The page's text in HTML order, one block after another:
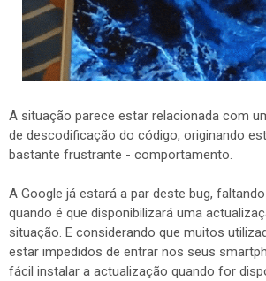
A situação parece estar relacionada com
de descodificação do código, originando
bastante frustrante - comportamento.
A Google já estará a par deste bug,
quando é que disponibilizará uma
situação. E considerando que muitos
estar impedidos de entrar nos seus
fácil instalar a actualização quando for